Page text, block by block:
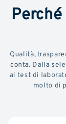
Qualità,
conta. Dalla
ai test di
molto di